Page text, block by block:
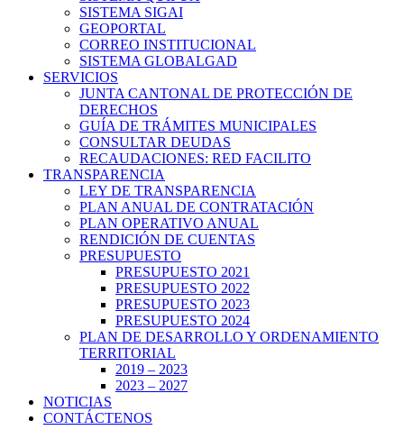
SISTEMA SIGAI
GEOPORTAL
CORREO INSTITUCIONAL
SISTEMA GLOBALGAD
SERVICIOS
JUNTA CANTONAL DE PROTECCIÓN DE
DERECHOS
GUÍA DE TRÁMITES MUNICIPALES
CONSULTAR DEUDAS
RECAUDACIONES: RED FACILITO
TRANSPARENCIA
LEY DE TRANSPARENCIA
PLAN ANUAL DE CONTRATACIÓN
PLAN OPERATIVO ANUAL
RENDICIÓN DE CUENTAS
PRESUPUESTO
PRESUPUESTO 2021
PRESUPUESTO 2022
PRESUPUESTO 2023
PRESUPUESTO 2024
PLAN DE DESARROLLO Y ORDENAMIENTO
TERRITORIAL
2019 – 2023
2023 – 2027
NOTICIAS
CONTÁCTENOS